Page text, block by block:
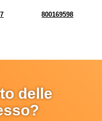
800169598
delle